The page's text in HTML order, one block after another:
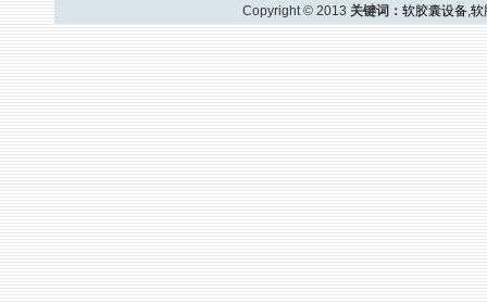
Copyright © 2013 关键词： 软胶囊设备,软